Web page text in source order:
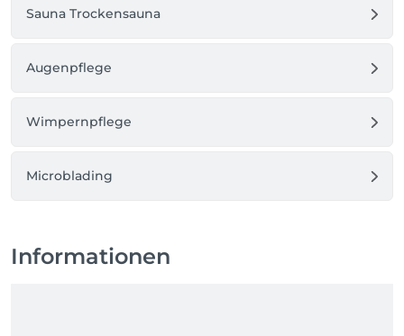
Sauna Trockensauna
Augenpflege
Wimpernpflege
Microblading
Informationen